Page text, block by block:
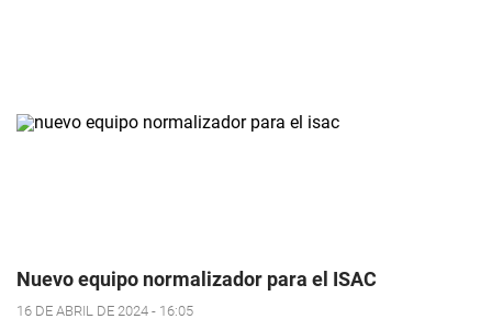
Nuevo equipo normalizador para el ISAC
16 DE ABRIL DE 2024 - 16:05